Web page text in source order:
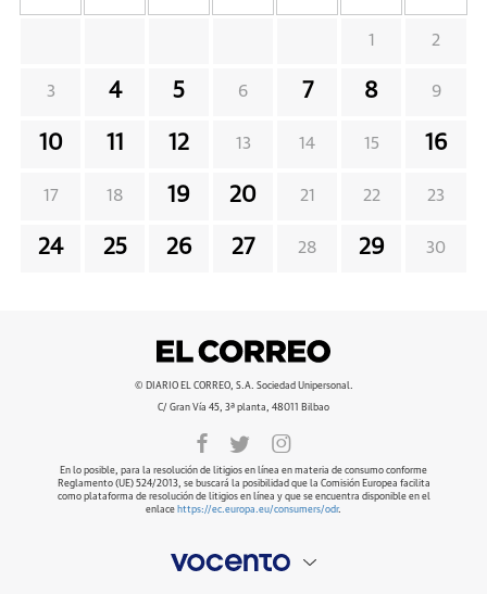
1 2
3 4 5 6 7 8 9
10 11 12 13 14 15 16
17 18 19 20 21 22 23
24 25 26 27 28 29 30
© DIARIO EL CORREO, S.A. Sociedad Unipersonal.
C/ Gran Vía 45, 3ª planta, 48011 Bilbao
En lo posible, para la resolución de litigios en línea en materia de consumo conforme
Reglamento (UE) 524/2013, se buscará la posibilidad que la Comisión Europea facilita
como plataforma de resolución de litigios en línea y que se encuentra disponible en el
enlace https://ec.europa.eu/consumers/odr.